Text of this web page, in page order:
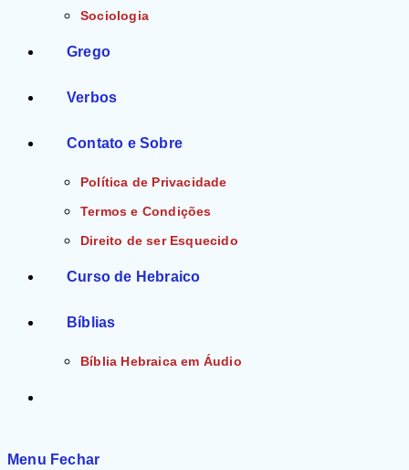
Sociologia
Grego
Verbos
Contato e Sobre
Política de Privacidade
Termos e Condições
Direito de ser Esquecido
Curso de Hebraico
Bíblias
Bíblia Hebraica em Áudio
Menu Fechar